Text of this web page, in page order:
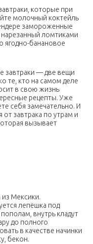
которые при
молочный коктейль
замороженные
ломтиками
ягодно-банановое
завтраки — две вещи
те, кто на самом деле
в свою жизнь
рецепты. Уже
себя замечательно. И
от завтрака по утрам и
вызывает
из Мексики.
лепёшка под
внутрь кладут
до полного
в качестве начинки
бекон.